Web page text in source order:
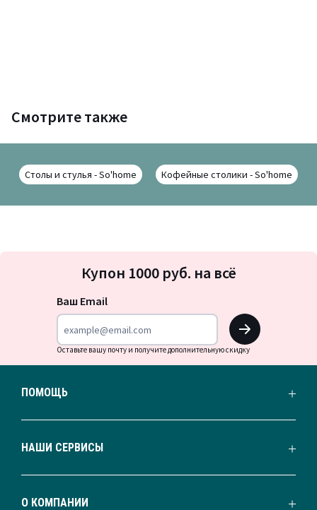
Смотрите также
Столы и стулья - So'home Кофейные столики - So'home
на
Купон 1000 руб. на всё
Ваш Email
OK
Оставьте вашу почту и получите дополнительную скидку
ПОМОЩЬ
НАШИ СЕРВИСЫ
О КОМПАНИИ